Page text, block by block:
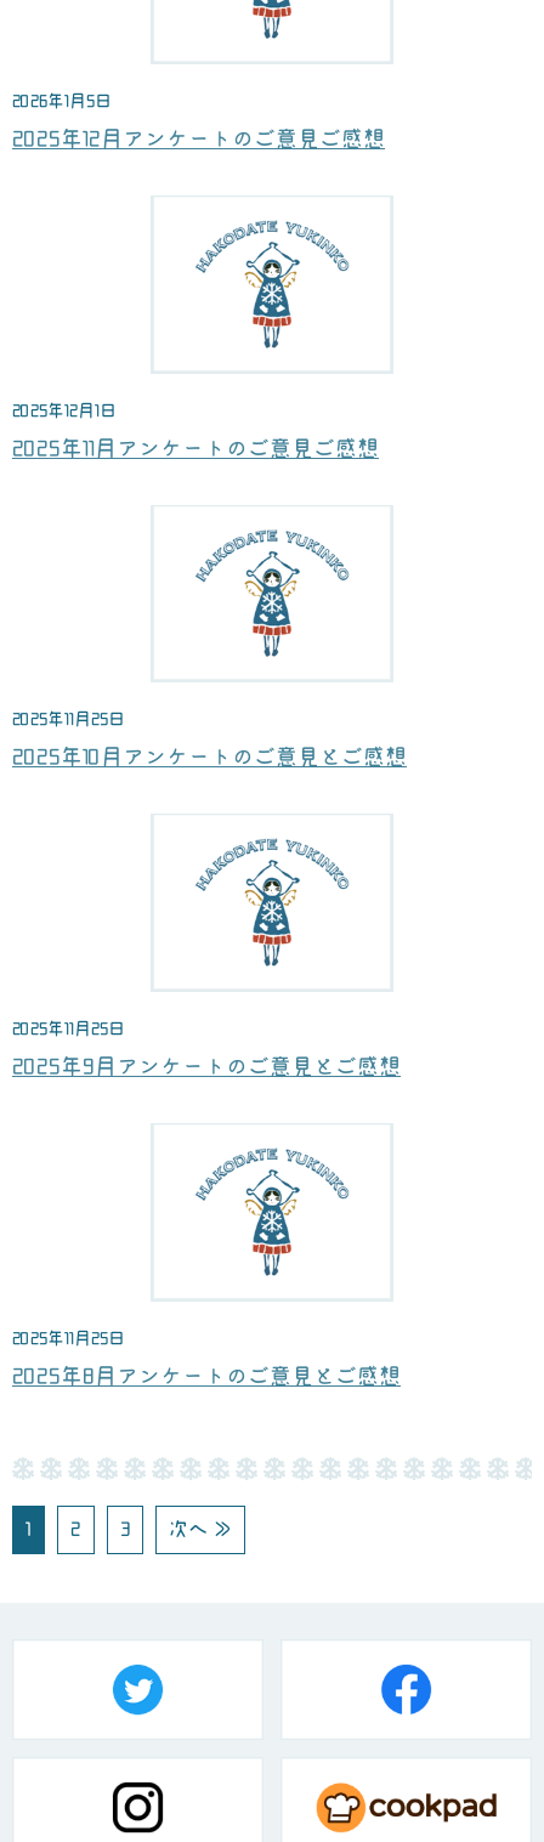
2026年1月5日
2025年12月アンケートのご意見ご感想
2025年12月1日
2025年11月アンケートのご意見ご感想
2025年11月25日
2025年10月アンケートのご意見とご感想
2025年11月25日
2025年9月アンケートのご意見とご感想
2025年11月25日
2025年8月アンケートのご意見とご感想
1 2 3 次へ ≫